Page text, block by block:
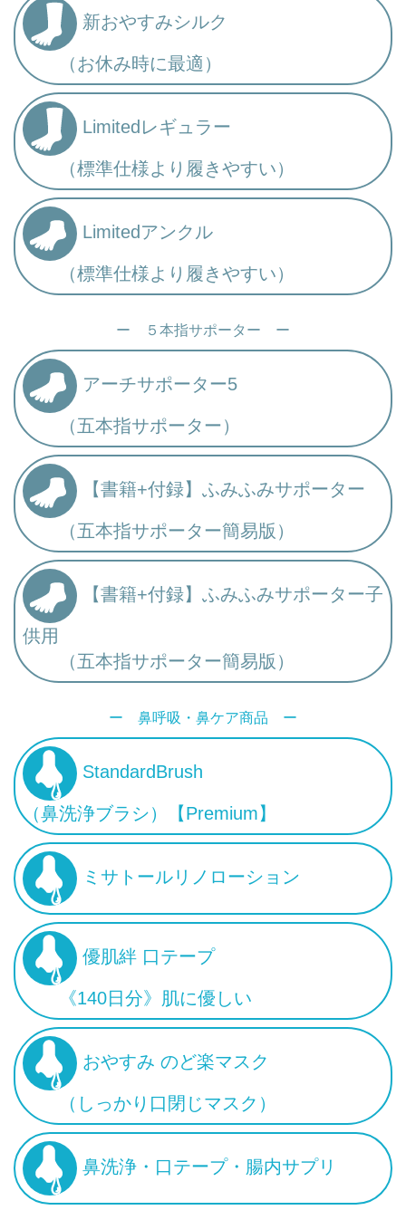
新おやすみシルク
（お休み時に最適）
Limitedレギュラー
（標準仕様より履きやすい）
Limitedアンクル
（標準仕様より履きやすい）
ー ５本指サポーター ー
アーチサポーター5
（五本指サポーター）
【書籍+付録】ふみふみサポーター
（五本指サポーター簡易版）
【書籍+付録】ふみふみサポーター子
供用
（五本指サポーター簡易版）
ー 鼻呼吸・鼻ケア商品 ー
StandardBrush
（鼻洗浄ブラシ）【Premium】
ミサトールリノローション
優肌絆 口テープ
《140日分》肌に優しい
おやすみ のど楽マスク
（しっかり口閉じマスク）
鼻洗浄・口テープ・腸内サプリ